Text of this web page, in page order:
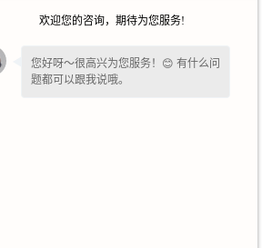
欢迎您的咨询，期待为您服务!
您好呀～很高兴为您服务！😊 有什么问
题都可以跟我说哦。